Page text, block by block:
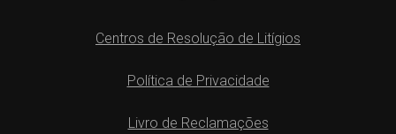
Centros de Resolução de Litígios
Política de Privacidade
Livro de Reclamações